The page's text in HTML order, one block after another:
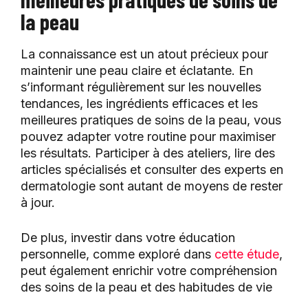
la peau
La connaissance est un atout précieux pour
maintenir une peau claire et éclatante. En
s’informant régulièrement sur les nouvelles
tendances, les ingrédients efficaces et les
meilleures pratiques de soins de la peau, vous
pouvez adapter votre routine pour maximiser
les résultats. Participer à des ateliers, lire des
articles spécialisés et consulter des experts en
dermatologie sont autant de moyens de rester
à jour.
De plus, investir dans votre éducation
personnelle, comme exploré dans cette étude,
peut également enrichir votre compréhension
des soins de la peau et des habitudes de vie